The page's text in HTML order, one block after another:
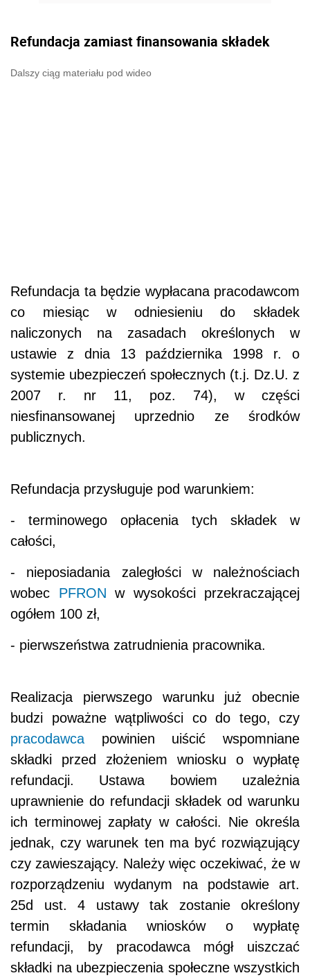
Refundacja zamiast finansowania składek
Dalszy ciąg materiału pod wideo
Refundacja ta będzie wypłacana pracodawcom
co miesiąc w odniesieniu do składek
naliczonych na zasadach określonych w
ustawie z dnia 13 października 1998 r. o
systemie ubezpieczeń społecznych (t.j. Dz.U. z
2007 r. nr 11, poz. 74), w części
niesfinansowanej uprzednio ze środków
publicznych.
Refundacja przysługuje pod warunkiem:
- terminowego opłacenia tych składek w
całości,
- nieposiadania zaległości w należnościach
wobec PFRON w wysokości przekraczającej
ogółem 100 zł,
- pierwszeństwa zatrudnienia pracownika.
Realizacja pierwszego warunku już obecnie
budzi poważne wątpliwości co do tego, czy
pracodawca powinien uiścić wspomniane
składki przed złożeniem wniosku o wypłatę
refundacji. Ustawa bowiem uzależnia
uprawnienie do refundacji składek od warunku
ich terminowej zapłaty w całości. Nie określa
jednak, czy warunek ten ma być rozwiązujący
czy zawieszający. Należy więc oczekiwać, że w
rozporządzeniu wydanym na podstawie art.
25d ust. 4 ustawy tak zostanie określony
termin składania wniosków o wypłatę
refundacji, by pracodawca mógł uiszczać
składki na ubezpieczenia społeczne wszystkich